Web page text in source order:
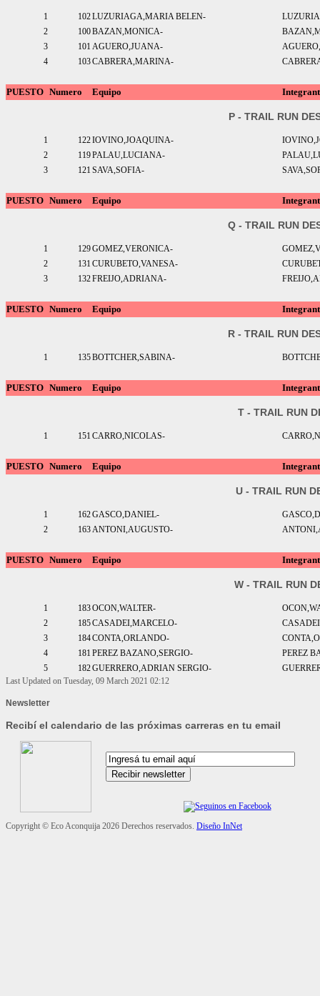
1 102LUZURIAGA,MARIA BELEN-
2
100BAZAN,MONICA-
3
101 AGUERO,JUANA-
4
103CABRERA,MARINA-
PUESTO Numero Equipo
P - TRAIL RUN
1 122IOVINO,JOAQUINA-
2
119PALAU,LUCIANA-
3
121 SAVA,SOFIA-
PUESTO Numero Equipo
Q - TRAIL RUN
1 129GOMEZ,VERONICA-
2
131 CURUBETO,VANESA-
3
132FREIJO,ADRIANA-
PUESTO Numero Equipo
R - TRAIL RUN
1 135BOTTCHER,SABINA-
PUESTO Numero Equipo
T - TRAIL RUN
1 151 CARRO,NICOLAS-
PUESTO Numero Equipo
U - TRAIL RUN
1 162GASCO,DANIEL-
2
163ANTONI,AUGUSTO-
PUESTO Numero Equipo
W - TRAIL RUN
1 183OCON,WALTER-
2
185CASADEI,MARCELO-
3
184CONTA,ORLANDO-
4
181 PEREZ BAZANO,SERGIO-
PEREZ
5
182GUERRERO,ADRIAN SERGIO-
Last Updated on Tuesday, 09 March 2021 02:12
Newsletter
Recibí el calendario de las próximas carreras en tu email
Copyright © Eco Aconquija 2026 Derechos reservados. Diseño InNet